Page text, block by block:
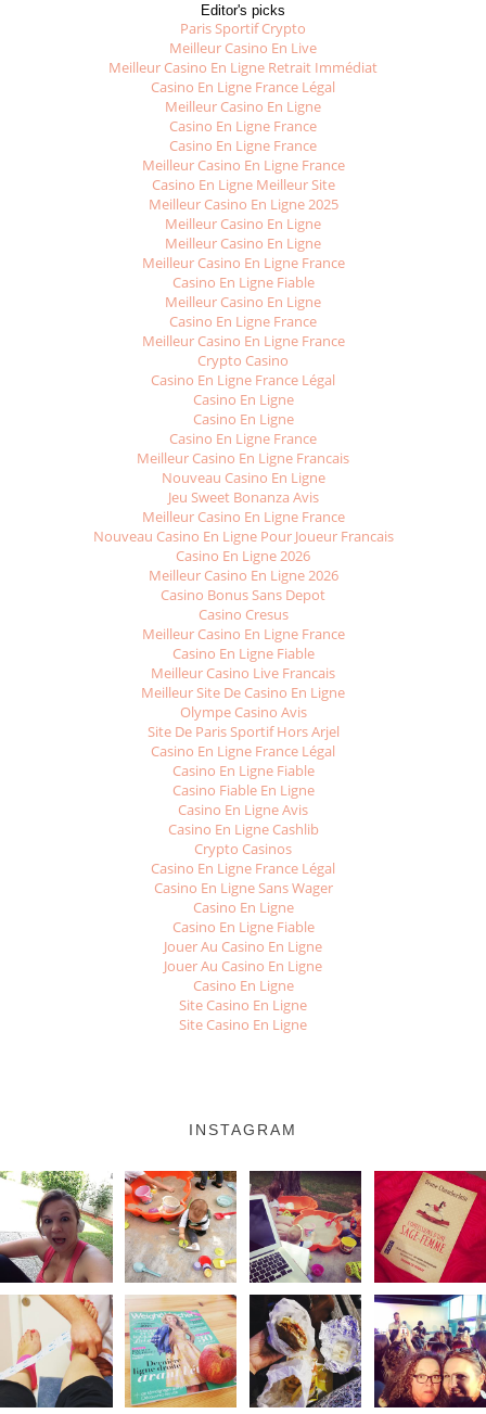
Editor's picks
Paris Sportif Crypto
Meilleur Casino En Live
Meilleur Casino En Ligne Retrait Immédiat
Casino En Ligne France Légal
Meilleur Casino En Ligne
Casino En Ligne France
Casino En Ligne France
Meilleur Casino En Ligne France
Casino En Ligne Meilleur Site
Meilleur Casino En Ligne 2025
Meilleur Casino En Ligne
Meilleur Casino En Ligne
Meilleur Casino En Ligne France
Casino En Ligne Fiable
Meilleur Casino En Ligne
Casino En Ligne France
Meilleur Casino En Ligne France
Crypto Casino
Casino En Ligne France Légal
Casino En Ligne
Casino En Ligne
Casino En Ligne France
Meilleur Casino En Ligne Francais
Nouveau Casino En Ligne
Jeu Sweet Bonanza Avis
Meilleur Casino En Ligne France
Nouveau Casino En Ligne Pour Joueur Francais
Casino En Ligne 2026
Meilleur Casino En Ligne 2026
Casino Bonus Sans Depot
Casino Cresus
Meilleur Casino En Ligne France
Casino En Ligne Fiable
Meilleur Casino Live Francais
Meilleur Site De Casino En Ligne
Olympe Casino Avis
Site De Paris Sportif Hors Arjel
Casino En Ligne France Légal
Casino En Ligne Fiable
Casino Fiable En Ligne
Casino En Ligne Avis
Casino En Ligne Cashlib
Crypto Casinos
Casino En Ligne France Légal
Casino En Ligne Sans Wager
Casino En Ligne
Casino En Ligne Fiable
Jouer Au Casino En Ligne
Jouer Au Casino En Ligne
Casino En Ligne
Site Casino En Ligne
Site Casino En Ligne
INSTAGRAM